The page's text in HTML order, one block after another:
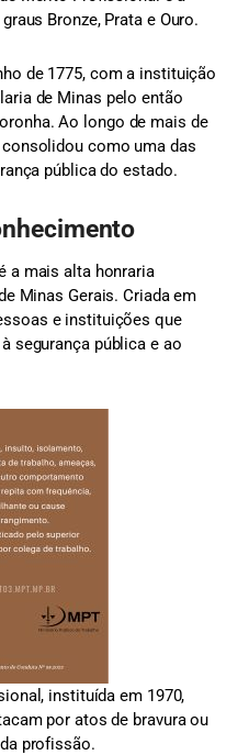
Bronze, Prata e Ouro.
de 1775, com a instituição
de Minas pelo então
Ao longo de mais de
como uma das
pública do estado.
a mais alta honraria
Minas Gerais. Criada em
e instituições que
segurança pública e ao
instituída em 1970,
por atos de bravura ou
profissão.